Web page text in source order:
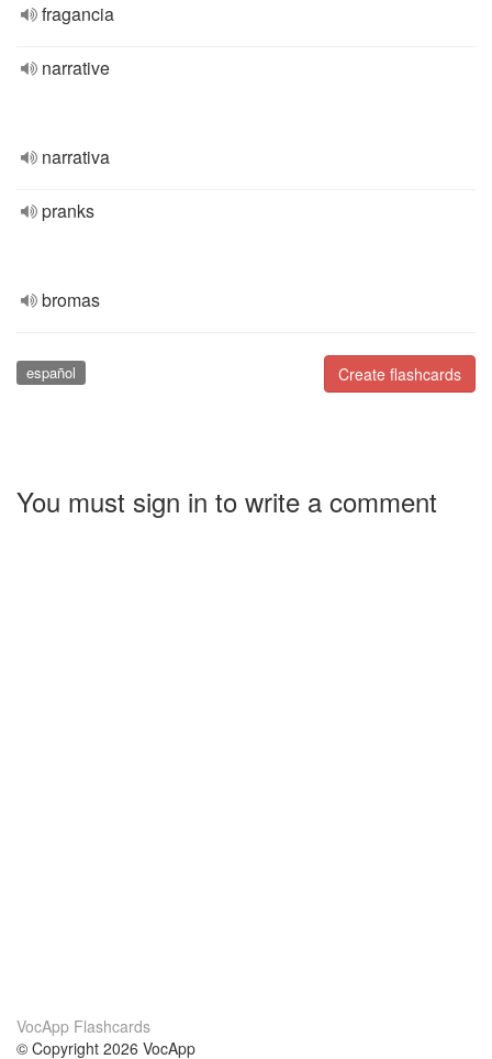
fragancia
narrative
narrativa
pranks
bromas
Create flashcards
español
You must sign in to write a comment
VocApp Flashcards
© Copyright 2026 VocApp